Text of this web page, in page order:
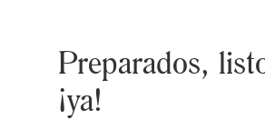
Preparados,
¡ya!